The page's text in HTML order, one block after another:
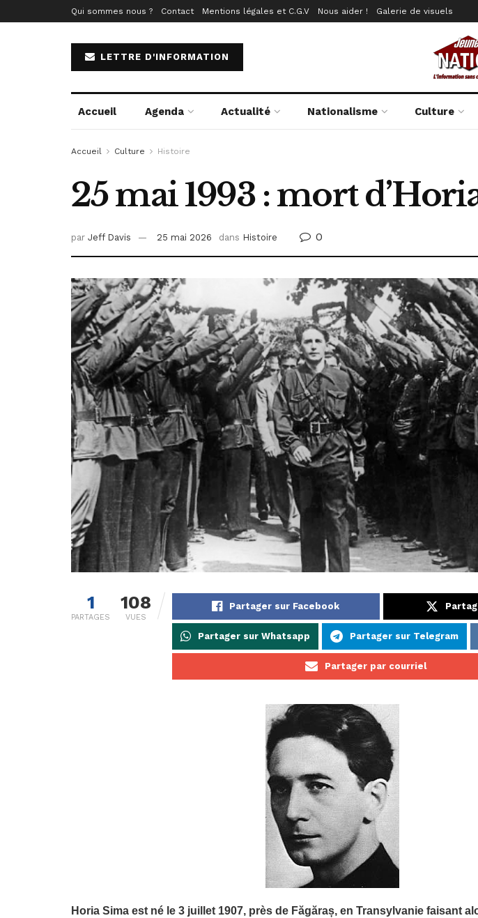
Qui sommes nous ? Contact Mentions légales et C.G.V Nous aider ! Galerie de visuels
LETTRE D'INFORMATION
Accueil Agenda Actualité Nationalisme Culture
Accueil Culture Histoire
25 mai 1993 : mort
par Jeff Davis 25 mai 2026 dans Histoire 0
1
PARTAGES
108
VUES
Partager sur Facebook
Partager sur Whatsapp Partager sur Telegram
Partager par courriel
Horia Sima est né le 3 juillet 1907, près de Făgăraș, en Transylvanie faisant